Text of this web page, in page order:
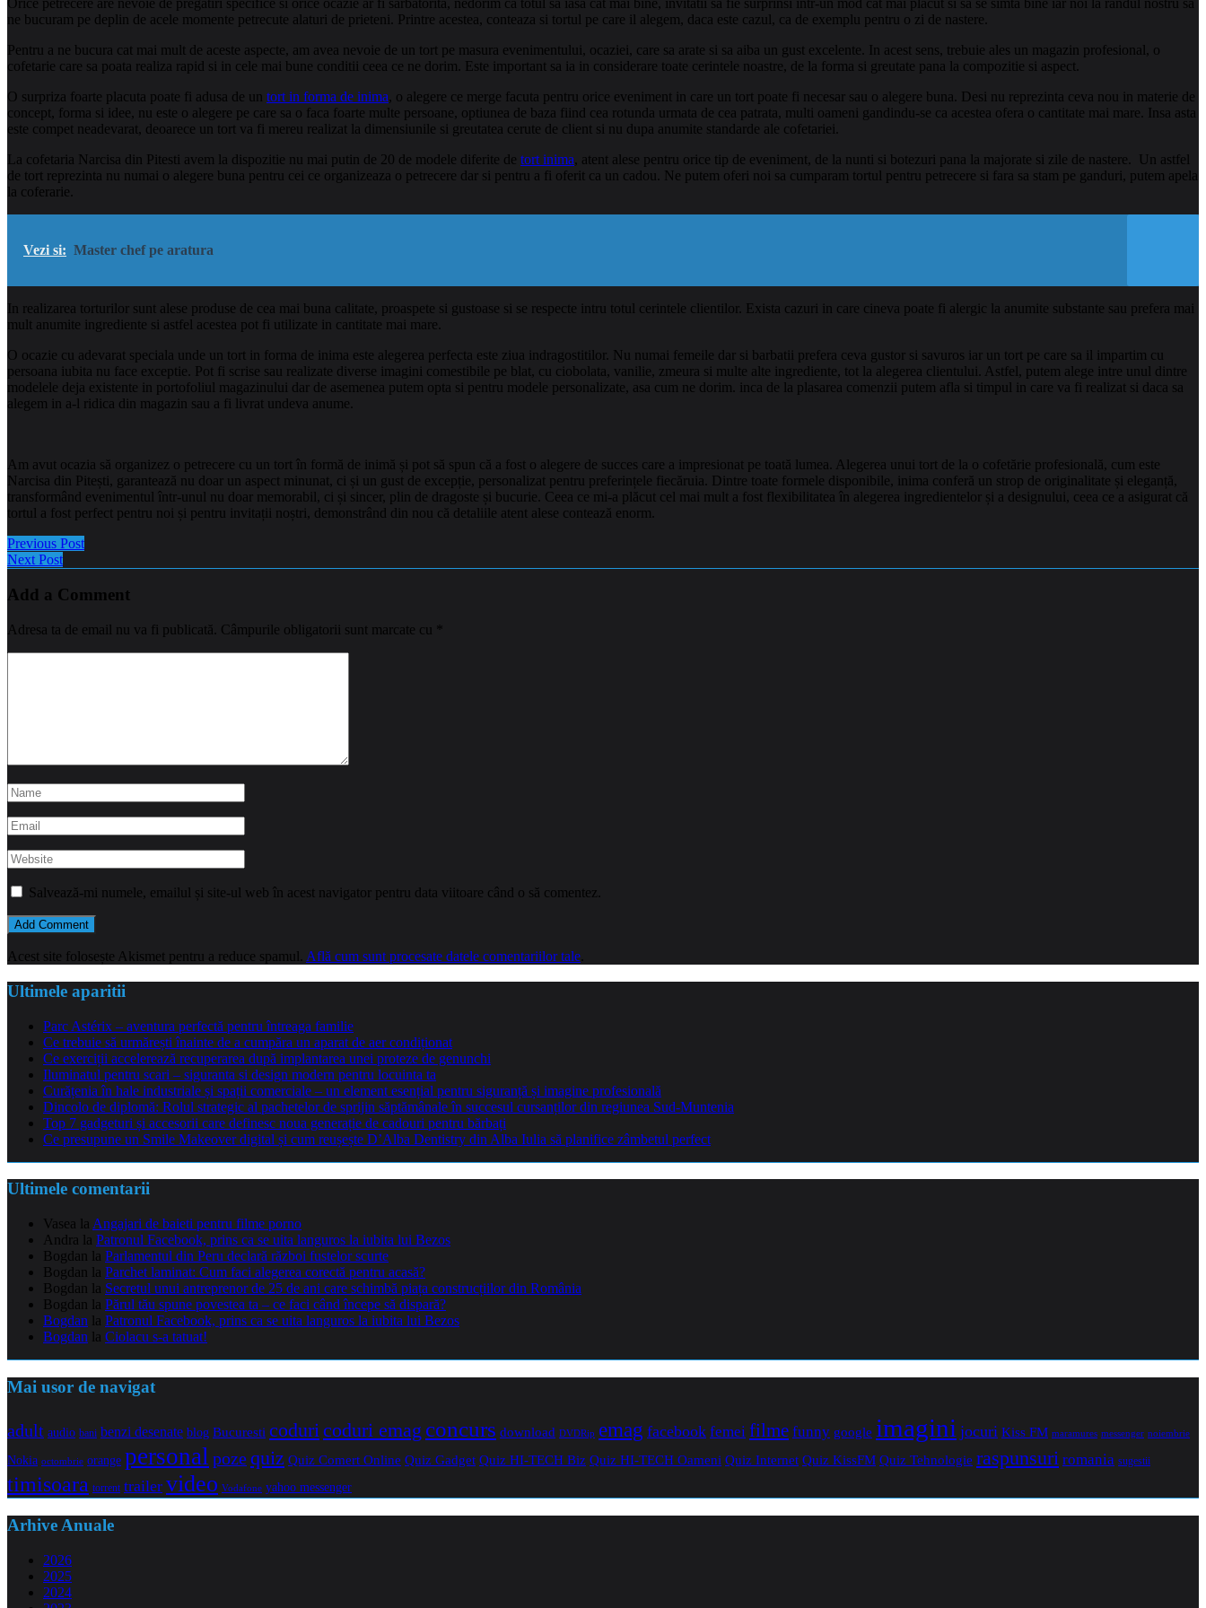
ne bucuram pe deplin de acele momente petrecute alaturi de prieteni. Printre acestea, conteaza si tortul pe care il alegem, daca este cazul, ca de exemplu pentru o zi de nastere.
Pentru a ne bucura cat mai mult de aceste aspecte, am avea nevoie de un tort pe masura evenimentului, ocaziei, care sa arate si sa aiba un gust excelente. In acest sens, trebuie ales un magazin profesional, o
cofetarie care sa poata realiza rapid si in cele mai bune conditii ceea ce ne dorim. Este important sa ia in considerare toate cerintele noastre, de la forma si greutate pana la compozitie si aspect.
O surpriza foarte placuta poate fi adusa de un tort in forma de inima, o alegere ce merge facuta pentru orice eveniment in care un tort poate fi necesar sau o alegere buna. Desi nu reprezinta ceva nou in materie de
concept, forma si idee, nu este o alegere pe care sa o faca foarte multe persoane, optiunea de baza fiind cea rotunda urmata de cea patrata, multi oameni gandindu-se ca acestea ofera o cantitate mai mare. Insa asta
este compet neadevarat, deoarece un tort va fi mereu realizat la dimensiunile si greutatea cerute de client si nu dupa anumite standarde ale cofetariei.
La cofetaria Narcisa din Pitesti avem la dispozitie nu mai putin de 20 de modele diferite de tort inima, atent alese pentru orice tip de eveniment, de la nunti si botezuri pana la majorate si zile de nastere. Un astfel
de tort reprezinta nu numai o alegere buna pentru cei ce organizeaza o petrecere dar si pentru a fi oferit ca un cadou. Ne putem oferi noi sa cumparam tortul pentru petrecere si fara sa stam pe ganduri, putem apela
la coferarie.
Vezi si: Master chef pe aratura
In realizarea torturilor sunt alese produse de cea mai buna calitate, proaspete si gustoase si se respecte intru totul cerintele clientilor. Exista cazuri in care cineva poate fi alergic la anumite substante sau prefera mai
mult anumite ingrediente si astfel acestea pot fi utilizate in cantitate mai mare.
O ocazie cu adevarat speciala unde un tort in forma de inima este alegerea perfecta este ziua indragostitilor. Nu numai femeile dar si barbatii prefera ceva gustor si savuros iar un tort pe care sa il impartim cu
persoana iubita nu face exceptie. Pot fi scrise sau realizate diverse imagini comestibile pe blat, cu ciobolata, vanilie, zmeura si multe alte ingrediente, tot la alegerea clientului. Astfel, putem alege intre unul dintre
modelele deja existente in portofoliul magazinului dar de asemenea putem opta si pentru modele personalizate, asa cum ne dorim. inca de la plasarea comenzii putem afla si timpul in care va fi realizat si daca sa
alegem in a-l ridica din magazin sau a fi livrat undeva anume.
Am avut ocazia să organizez o petrecere cu un tort în formă de inimă și pot să spun că a fost o alegere de succes care a impresionat pe toată lumea. Alegerea unui tort de la o cofetărie profesională, cum este
Narcisa din Pitești, garantează nu doar un aspect minunat, ci și un gust de excepție, personalizat pentru preferințele fiecăruia. Dintre toate formele disponibile, inima conferă un strop de originalitate și eleganță,
transformând evenimentul într-unul nu doar memorabil, ci și sincer, plin de dragoste și bucurie. Ceea ce mi-a plăcut cel mai mult a fost flexibilitatea în alegerea ingredientelor și a designului, ceea ce a asigurat că
tortul a fost perfect pentru noi și pentru invitații noștri, demonstrând din nou că detaliile atent alese contează enorm.
Previous Post
Next Post
Add a Comment
Adresa ta de email nu va fi publicată. Câmpurile obligatorii sunt marcate cu
Salvează-mi numele, emailul și site-ul web în acest navigator pentru data viitoare când o să comentez.
Acest site folosește Akismet pentru a reduce spamul. Află cum sunt procesate datele comentariilor tale
Ultimele aparitii
Parc Astérix – aventura perfectă pentru întreaga familie
Ce trebuie să urmărești înainte de a cumpăra un aparat de aer condiționat
Ce exerciții accelerează recuperarea după implantarea unei proteze de genunchi
Iluminatul pentru scari – siguranta si design modern pentru locuinta ta
Curățenia în hale industriale și spații comerciale – un element esențial pentru siguranță și imagine profesională
Dincolo de diplomă: Rolul strategic al pachetelor de sprijin săptămânale în succesul cursanților din regiunea Sud-Muntenia
Top 7 gadgeturi și accesorii care definesc noua generație de cadouri pentru bărbați
Ce presupune un Smile Makeover digital și cum reușește D’Alba Dentistry din Alba Iulia să planifice zâmbetul perfect
Ultimele comentarii
Vasea la Angajari de baieti pentru filme porno
Andra la Patronul Facebook, prins ca se uita languros la iubita lui Bezos
Bogdan la Parlamentul din Peru declară război fustelor scurte
Bogdan la Parchet laminat: Cum faci alegerea corectă pentru acasă?
Bogdan la Secretul unui antreprenor de 25 de ani care schimbă piața construcțiilor din România
Bogdan la Părul tău spune povestea ta – ce faci când începe să dispară?
Bogdan la Patronul Facebook, prins ca se uita languros la iubita lui Bezos
Bogdan la Ciolacu s-a tatuat!
Mai usor de navigat
adult audio bani benzi desenate blog Bucuresti coduricoduri emag concurs download DVDRip emag facebook femei filme funny google imagini jocuri Kiss FM maramures messenger noiembrie
Nokia octombrie orange personal pozequiz Quiz Comert Online Quiz Gadget Quiz HI-TECH Biz Quiz HI-TECH Oameni Quiz Internet Quiz KissFM Quiz Tehnologie raspunsuri romania sugestii
timisoara torrent trailer video Vodafone yahoo messenger
Arhive Anuale
2026
2025
2024